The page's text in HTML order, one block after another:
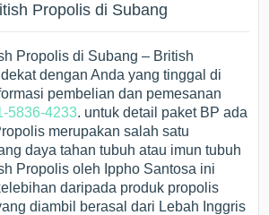
Propolis di Subang
Propolis di Subang – British
dengan Anda yang tinggal di
pembelian dan pemesanan
5836-4233. untuk detail paket BP ada
merupakan salah satu
daya tahan tubuh atau imun tubuh
Propolis oleh Ippho Santosa ini
daripada produk propolis
diambil berasal dari Lebah Inggris